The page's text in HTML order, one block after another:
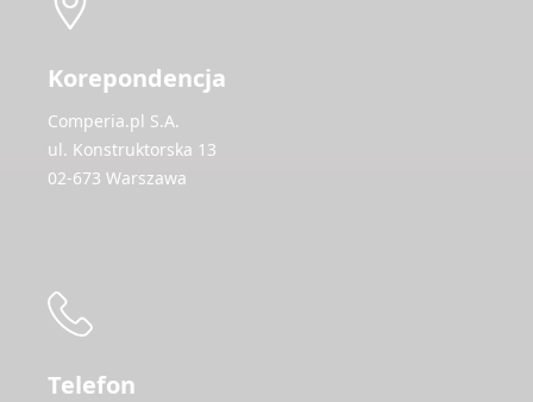
Korepondencja
Comperia.pl S.A.
ul. Konstruktorska 13
02-673 Warszawa
Telefon